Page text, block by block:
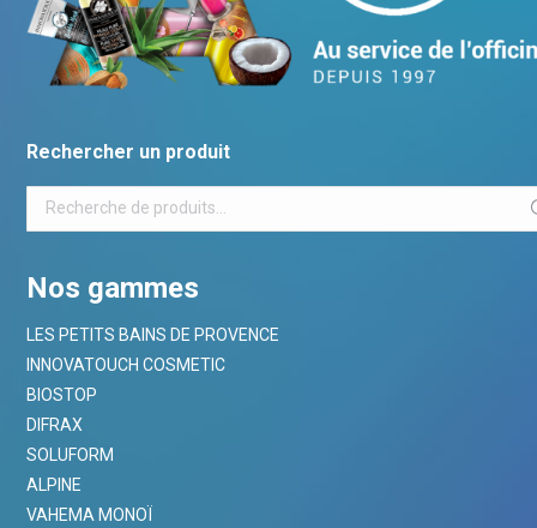
Rechercher un produit
Nos gammes
LES PETITS BAINS DE PROVENCE
INNOVATOUCH COSMETIC
BIOSTOP
DIFRAX
SOLUFORM
ALPINE
VAHEMA MONOÏ